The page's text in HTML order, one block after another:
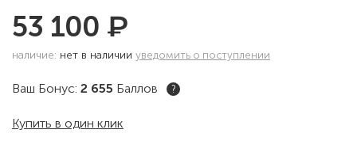
53 100 ₽
наличие: нет в наличии уведомить о поступлении
Ваш Бонус: 2 655 Баллов ?
Купить в один клик